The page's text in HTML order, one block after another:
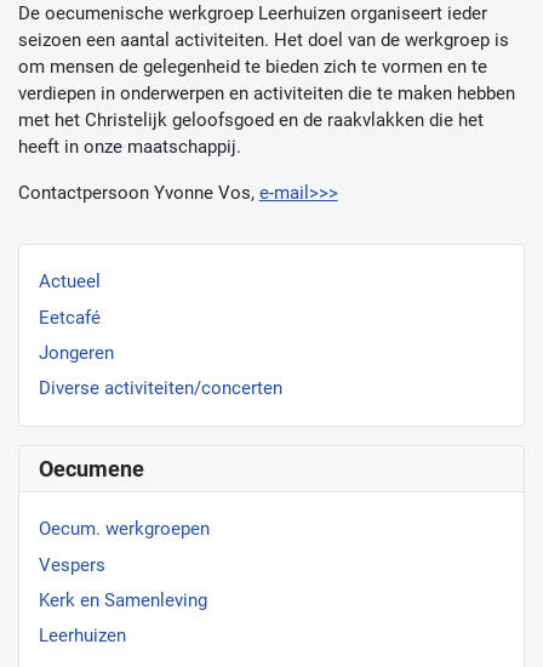
De oecumenische werkgroep Leerhuizen organiseert ieder
seizoen een aantal activiteiten. Het doel van de werkgroep is
om mensen de gelegenheid te bieden zich te vormen en te
verdiepen in onderwerpen en activiteiten die te maken hebben
met het Christelijk geloofsgoed en de raakvlakken die het
heeft in onze maatschappij.
Contactpersoon Yvonne Vos, e-mail>>>
Actueel
Eetcafé
Jongeren
Diverse activiteiten/concerten
Oecumene
Oecum. werkgroepen
Vespers
Kerk en Samenleving
Leerhuizen